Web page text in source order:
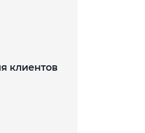
клиентов